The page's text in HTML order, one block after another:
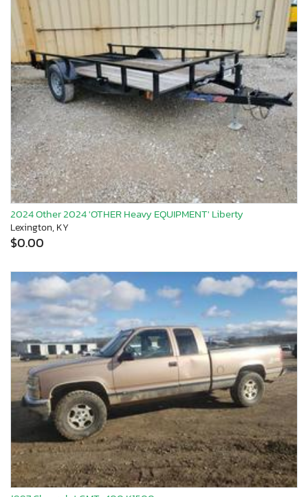
2024 Other 2024 'OTHER Heavy EQUIPMENT' Liberty
Lexington, KY
$0.00